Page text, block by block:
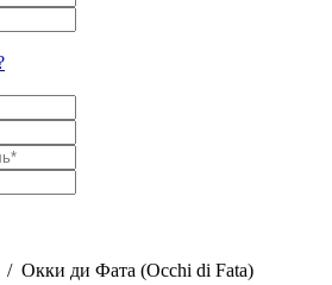
/ Окки ди Фата (Occhi di Fata)